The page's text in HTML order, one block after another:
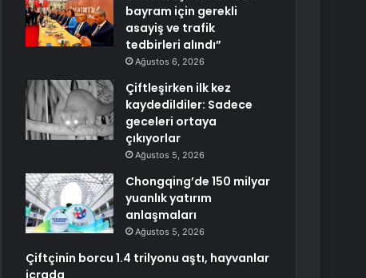
bayram için gerekli
asayiş ve trafik
tedbirleri alındı”
Ağustos 6, 2026
Çiftleşirken ilk kez
kaydedildiler: Sadece
geceleri ortaya
çıkıyorlar
Ağustos 5, 2026
Chongqing’de 150 milyar
yuanlık yatırım
anlaşmaları
Ağustos 5, 2026
Çiftçinin borcu 1.4 trilyonu aştı, hayvanlar
icrada